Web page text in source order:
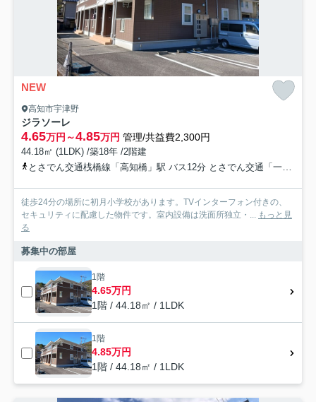
NEW
高知市宇津野
ジラソーレ
4.65万円～4.85万円 管理/共益費2,300円
44.18㎡ (1LDK) /築18年 /2階建
とさでん交通桟橋線「高知橋」駅 バス12分 とさでん交通「一の谷入口」 停歩1分
徒歩24分の場所に初月小学校があります。TVインターフォン付きの、
セキュリティに配慮した物件です。室内設備は洗面所独立・... もっと見
る
募集中の部屋
1階
4.65万円
1階 / 44.18㎡ / 1LDK
1階
4.85万円
1階 / 44.18㎡ / 1LDK